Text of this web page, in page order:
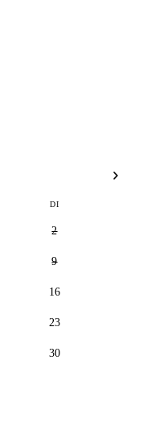
DI
2
9
16
23
30